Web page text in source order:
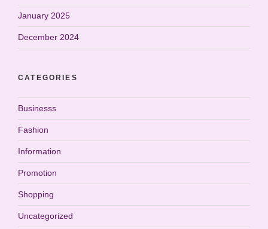
January 2025
December 2024
CATEGORIES
Businesss
Fashion
Information
Promotion
Shopping
Uncategorized